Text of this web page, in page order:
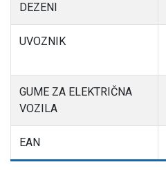
DEZENI
UVOZNIK
GUME ZA ELEKTRIČNA
VOZILA
EAN